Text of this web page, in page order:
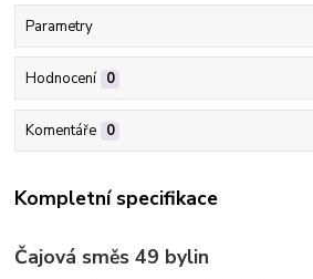
Parametry
Hodnocení 0
Komentáře 0
Kompletní specifikace
Čajová směs 49 bylin